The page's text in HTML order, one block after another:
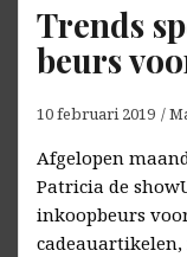
Trends
beurs
10 februari 2019
Afgelopen
Patricia de
inkoopbeurs